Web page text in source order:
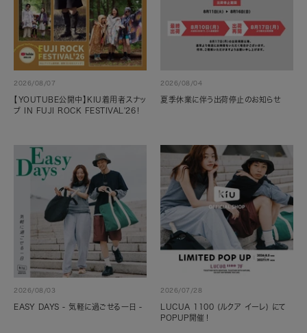
2026/08/07
【YOUTUBE公開中】KIU着用者スナッ
プ IN FUJI ROCK FESTIVAL'26！
2026/08/04
夏季休業に伴う出荷停止のお知らせ
2026/08/03
EASY DAYS - 気軽に過ごせる一日 -
2026/07/28
LUCUA 1100 (ルクア イーレ) にて
POPUP開催！